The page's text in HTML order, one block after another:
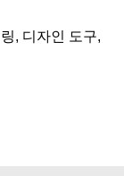
, 디자인 도구,